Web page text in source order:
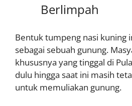
Berlimpah
Bentuk tumpeng nasi kuning
sebagai sebuah gunung.
khususnya yang tinggal di
dulu hingga saat ini masih
untuk memuliakan gunung.